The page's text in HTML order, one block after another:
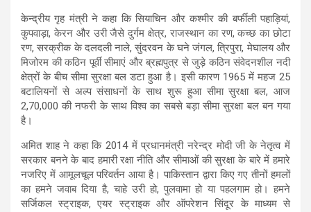
केन्द्रीय गृह मंत्री ने कहा कि सियाचिन और कश्मीर की बर्फीली पहाड़ियां,
कुपवाड़ा, केरन और उरी जैसे दुर्गम क्षेत्र, राजस्थान का रण, कच्छ का छोटा
रण, सरक्रीक के दलदली नाले, सुंदरवन के घने जंगल, त्रिपुरा, मेघालय और
मिजोरम की कठिन पूर्वी सीमाएं और ब्रह्मपुत्र से जुड़े कठिन संवेदनशील नदी
क्षेत्रों के बीच सीमा सुरक्षा बल डटा हुआ है। इसी कारण 1965 में महज 25
बटालियनों से अल्प संसाधनों के साथ शुरू हुआ सीमा सुरक्षा बल, आज
2,70,000 की नफरी के साथ विश्व का सबसे बड़ा सीमा सुरक्षा बल बन गया
है।
अमित शाह ने कहा कि 2014 में प्रधानमंत्री नरेन्द्र मोदी जी के नेतृत्व में
सरकार बनने के बाद हमारी रक्षा नीति और सीमाओं की सुरक्षा के बारे में हमारे
नजरिए में आमूलचूल परिवर्तन आया है। पाकिस्तान द्वारा किए गए तीनों हमलों
का हमने जवाब दिया है, चाहे उरी हो, पुलवामा हो या पहलगाम हो। हमने
सर्जिकल स्ट्राइक, एयर स्ट्राइक और ऑपरेशन सिंदूर के माध्यम से